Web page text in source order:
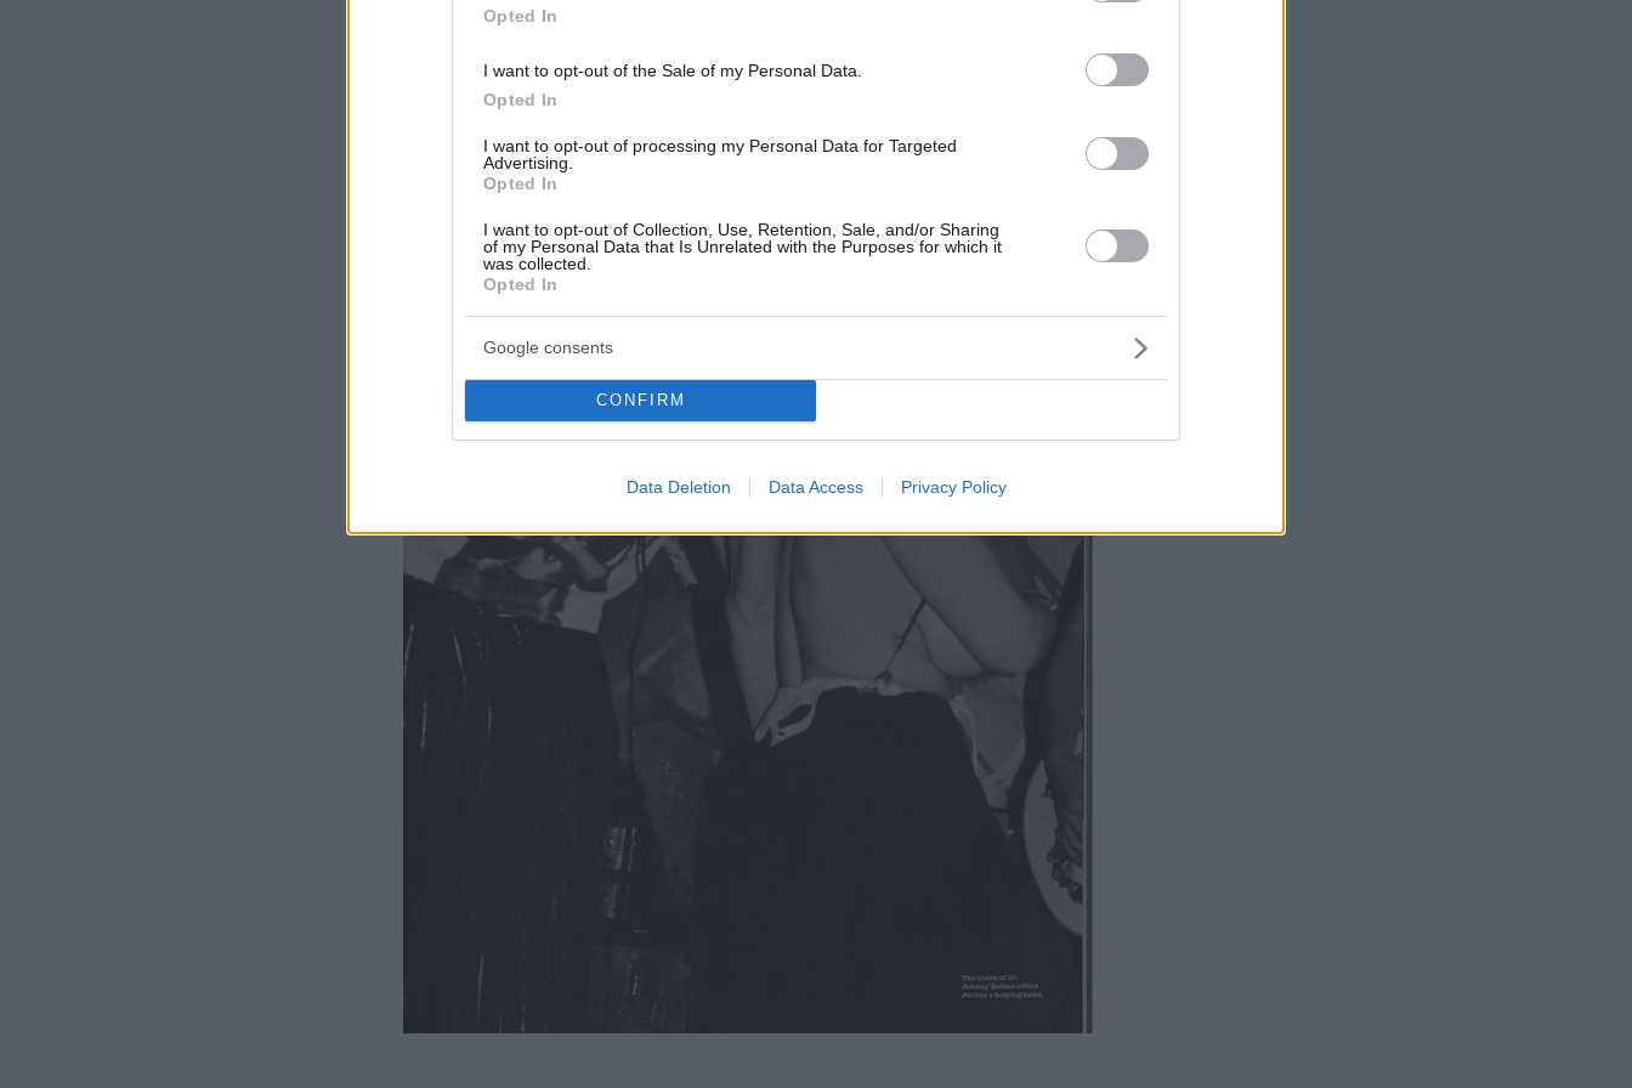
Opted In
I want to opt-out of the Sale of my Personal Data.
Opted In
I want to opt-out of processing my Personal Data for Targeted
Advertising.
Opted In
I want to opt-out of Collection, Use, Retention, Sale, and/or Sharing
of my Personal Data that Is Unrelated with the Purposes for which it
was collected.
Opted In
Google consents
CONFIRM
Data Deletion Data Access Privacy Policy